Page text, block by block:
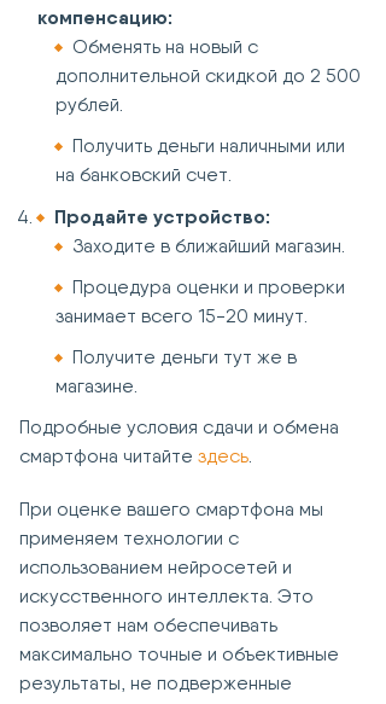
компенсацию:
Обменять на новый с
дополнительной скидкой до 2 500
рублей.
Получить деньги наличными или
на банковский счет.
Продайте устройство:
Заходите в ближайший магазин.
Процедура оценки и проверки
занимает всего 15-20 минут.
Получите деньги тут же в
магазине.
Подробные условия сдачи и обмена
смартфона читайте здесь.
При оценке вашего смартфона мы
применяем технологии с
использованием нейросетей и
искусственного интеллекта. Это
позволяет нам обеспечивать
максимально точные и объективные
результаты, не подверженные